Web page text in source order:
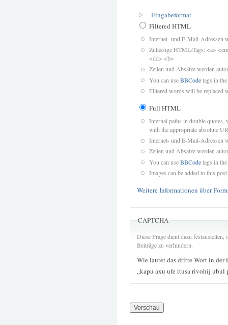
Eingabeformat
Filtered HTML
Internet- und E-Mail-Adressen
Zulässige HTML-Tags: <a>
<dd> <b>
Zeilen und Absätze werden
You can useBBCodetags in
Filtered words will be replaced
Full HTML
Internal paths in double quotes,
with the appropriate absolute
Internet- und E-Mail-Adressen
Zeilen und Absätze werden
You can useBBCodetags in
Images can be added to this post.
Weitere Informationen über
CAPTCHA
Diese Frage dient dazu
Beiträge zu verhindern.
Wie lautet das dritte Wort in der
„kapu axu ufe itusa rivohij ubul